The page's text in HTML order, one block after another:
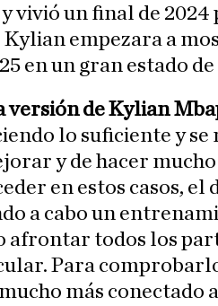
vivió un final de
Kylian empezara a
en un gran estado
versión de Kylian
lo suficiente y se
y de hacer
en estos casos,
a cabo un
afrontar todos los
Para
más conectado